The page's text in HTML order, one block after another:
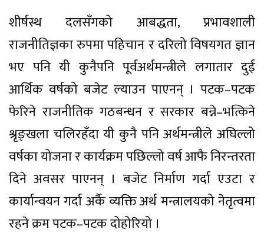
शीर्षस्थ दलसँगको आबद्धता, प्रभावशाली
राजनीतिज्ञका रुपमा पहिचान र दरिलो विषयगत ज्ञान
भए पनि यी कुनैपनि पूर्वअर्थमन्त्रीले लगातार दुई
आर्थिक वर्षको बजेट ल्याउन पाएनन् । पटक–पटक
फेरिने राजनीतिक गठबन्धन र सरकार बन्ने–भत्किने
श्रृङ्खला चलिरहँदा यी कुनै पनि अर्थमन्त्रीले अघिल्लो
वर्षका योजना र कार्यक्रम पछिल्लो वर्ष आफै निरन्तरता
दिने अवसर पाएनन् । बजेट निर्माण गर्दा एउटा र
कार्यान्वयन गर्दा अर्कै व्यक्ति अर्थ मन्त्रालयको नेतृत्वमा
रहने क्रम पटक–पटक दोहोरियो ।